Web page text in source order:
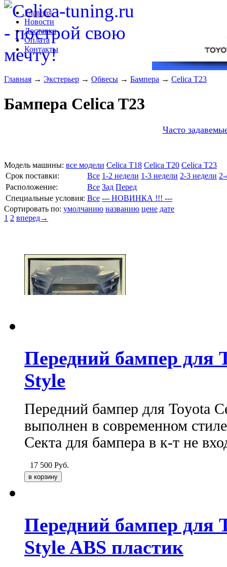
Главная
Новости
Доставка
Оплата
Контакты
Главная → Экстерьер → Обвесы → Бампера → Celica T23
Бампера Celica T23
Часто
Модель машины: все модели Celica T18 Celica T20 Celica T23
Cрок поставки:
Все 1-2 недели 1-3 недели 2-3 недели
Расположение:
Все Зад Перед
Специальные условия: Все --- НОВИНКА !!! ---
Сортировать по: умолчанию названию цене дате
1 2 вперед→
Передний бампер для
Style
Передний бампер для Toyota
выполнен в современном
Секта для бампера в к-т не
17 500 Руб.
Передний бампер для
Style ABS пластик